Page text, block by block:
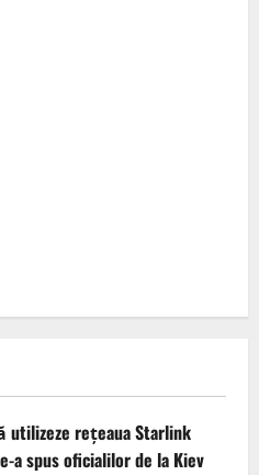
utilizeze reţeaua Starlink
a spus oficialilor de la Kiev